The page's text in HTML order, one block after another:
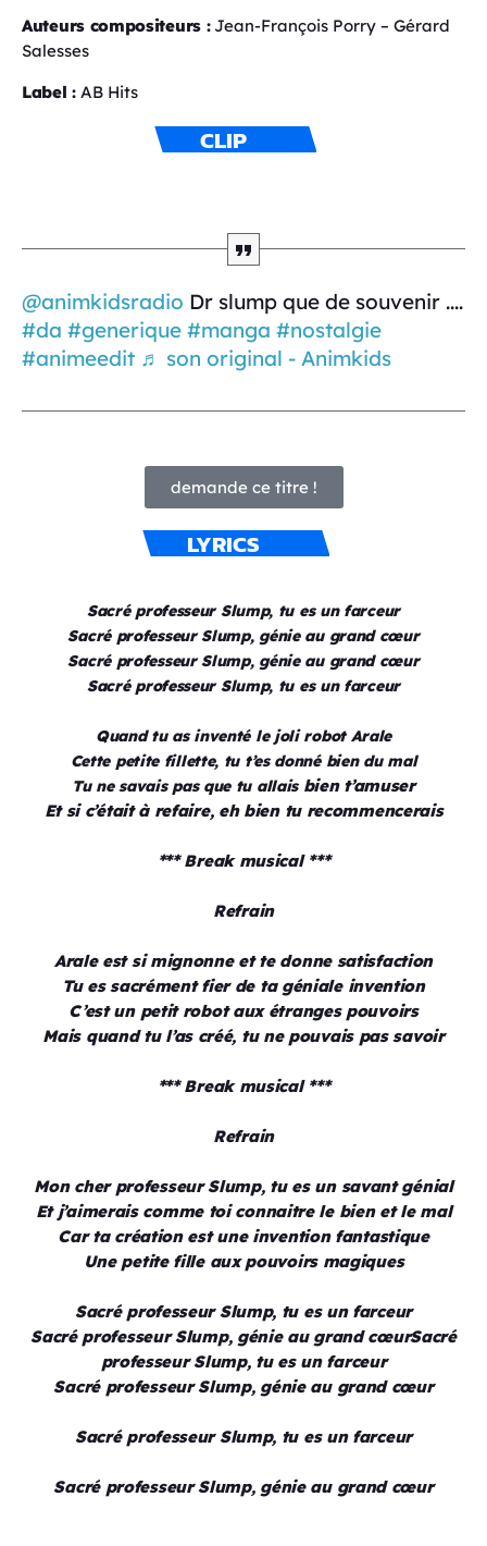
Auteurs compositeurs :Jean-François Porry – Gérard
Salesses
Label : AB Hits
CLIP
@animkidsradio Dr slump que de souvenir ....
#da #generique #manga #nostalgie
#animeedit ♬ son original - Animkids
demande ce titre !
LYRICS
Sacré professeur Slump, tu es un farceur
Sacré professeur Slump, génie au grand cœur
Sacré professeur Slump, génie au grand cœur
Sacré professeur Slump, tu es un farceur
Quand tu as inventé le joli robot Arale
Cette petite fillette, tu t’es donné bien du mal
Tu ne savais pas que tu allaisbien t’amuser
Et si c’était à refaire, eh bien tu recommencerais
*** Break musical ***
Refrain
Arale est si mignonne et te donne satisfaction
Tu es sacrément fier de ta géniale invention
C’est un petit robot aux étranges pouvoirs
Mais quand tu l’as créé, tu ne pouvais pas savoir
*** Break musical ***
Refrain
Mon cher professeur Slump, tu es un savant génial
Et j’aimerais comme toi connaitre le bien et le mal
Car ta création est une invention fantastique
Une petite fille aux pouvoirs magiques
Sacré professeur Slump, tu es un farceur
Sacré professeur Slump, génie au grand cœurSacré
professeur Slump, tu es un farceur
Sacré professeur Slump, génie au grand cœur
Sacré professeur Slump, tu es un farceur
Sacré professeur Slump, génie au grand cœur